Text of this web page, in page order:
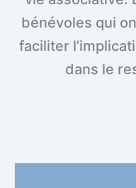
bénévoles qui
faciliter
dans le